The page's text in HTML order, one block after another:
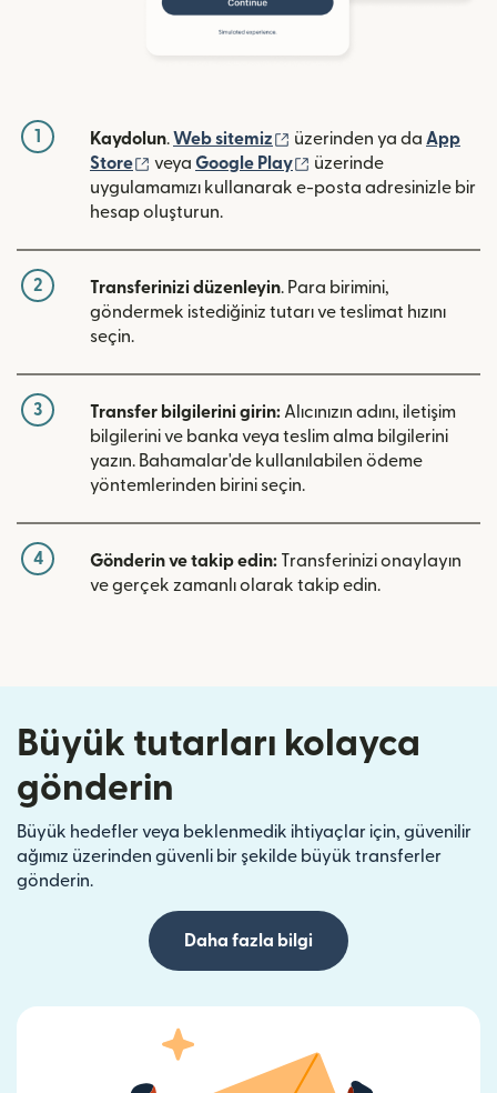
1 Kaydolun.Web sitemiz (yeni pencerede açılır)
üzerinden ya da App
Store
(yeni pencerede açılır)
veya Google Play (yeni pencerede açılır)
üzerinde
uygulamamızı kullanarak e-posta adresinizle bir
hesap oluşturun.
2 Transferinizi düzenleyin. Para birimini,
göndermek istediğiniz tutarı ve teslimat hızını
seçin.
3 Transfer bilgilerini girin: Alıcınızın adını, iletişim
bilgilerini ve banka veya teslim alma bilgilerini
yazın. Bahamalar'de kullanılabilen ödeme
yöntemlerinden birini seçin.
4 Gönderin ve takip edin: Transferinizi onaylayın
ve gerçek zamanlı olarak takip edin.
Büyük tutarları kolayca
gönderin
Büyük hedefler veya beklenmedik ihtiyaçlar için, güvenilir
ağımız üzerinden güvenli bir şekilde büyük transferler
gönderin.
Daha fazla bilgi